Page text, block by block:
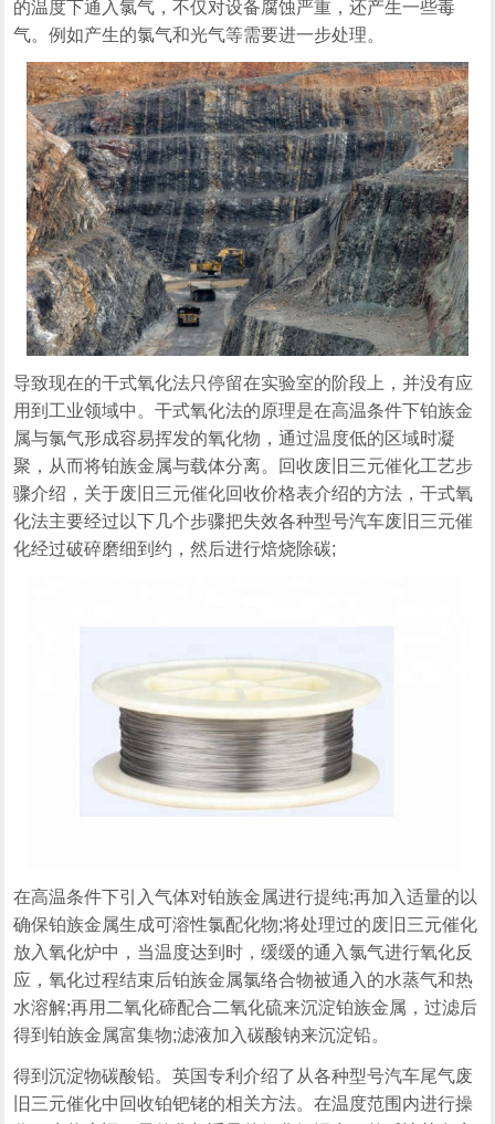
的温度下通入氯气，不仅对设备腐蚀严重，还产生一些毒
气。例如产生的氯气和光气等需要进一步处理。
导致现在的干式氧化法只停留在实验室的阶段上，并没有应
用到工业领域中。干式氧化法的原理是在高温条件下铂族金
属与氯气形成容易挥发的氧化物，通过温度低的区域时凝
聚，从而将铂族金属与载体分离。回收废旧三元催化工艺步
骤介绍，关于废旧三元催化回收价格表介绍的方法，干式氧
化法主要经过以下几个步骤把失效各种型号汽车废旧三元催
化经过破碎磨细到约，然后进行焙烧除碳;
在高温条件下引入气体对铂族金属进行提纯;再加入适量的以
确保铂族金属生成可溶性氯配化物;将处理过的废旧三元催化
放入氧化炉中，当温度达到时，缓缓的通入氯气进行氧化反
应，氧化过程结束后铂族金属氯络合物被通入的水蒸气和热
水溶解;再用二氧化碲配合二氧化硫来沉淀铂族金属，过滤后
得到铂族金属富集物;滤液加入碳酸钠来沉淀铅。
得到沉淀物碳酸铅。英国专利介绍了从各种型号汽车尾气废
旧三元催化中回收铂钯铑的相关方法。在温度范围内进行操